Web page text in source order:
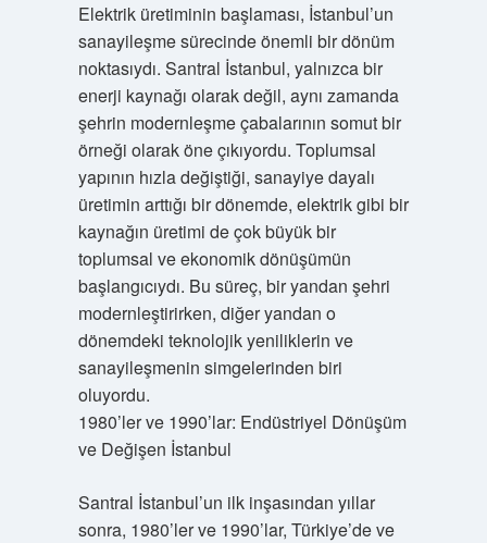
Elektrik üretiminin başlaması, İstanbul’un
sanayileşme sürecinde önemli bir dönüm
noktasıydı. Santral İstanbul, yalnızca bir
enerji kaynağı olarak değil, aynı zamanda
şehrin modernleşme çabalarının somut bir
örneği olarak öne çıkıyordu. Toplumsal
yapının hızla değiştiği, sanayiye dayalı
üretimin arttığı bir dönemde, elektrik gibi bir
kaynağın üretimi de çok büyük bir
toplumsal ve ekonomik dönüşümün
başlangıcıydı. Bu süreç, bir yandan şehri
modernleştirirken, diğer yandan o
dönemdeki teknolojik yeniliklerin ve
sanayileşmenin simgelerinden biri
oluyordu.
1980’ler ve 1990’lar: Endüstriyel Dönüşüm
ve Değişen İstanbul
Santral İstanbul’un ilk inşasından yıllar
sonra, 1980’ler ve 1990’lar, Türkiye’de ve